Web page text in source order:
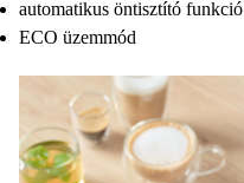
automatikus öntisztító funkció
ECO üzemmód